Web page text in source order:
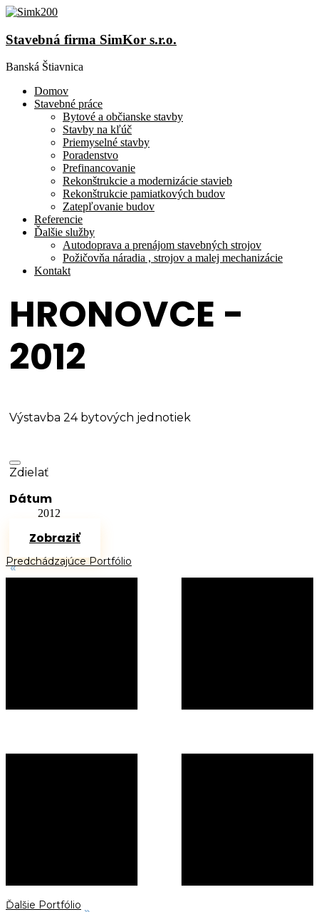
Stavebná firma SimKor s.r.o.
Banská Štiavnica
Domov
Stavebné práce
Bytové a občianske stavby
Stavby na kľúč
Priemyselné stavby
Poradenstvo
Prefinancovanie
Rekonštrukcie a modernizácie stavieb
Rekonštrukcie pamiatkových budov
Zatepľovanie budov
Referencie
Ďalšie služby
Autodoprava a prenájom stavebných strojov
Požičovňa náradia , strojov a malej mechanizácie
Kontakt
HRONOVCE -
2012
Výstavba 24 bytových jednotiek
Zdielať
Dátum
2012
Zobraziť
Predchádzajúce Portfólio
Ďalšie Portfólio